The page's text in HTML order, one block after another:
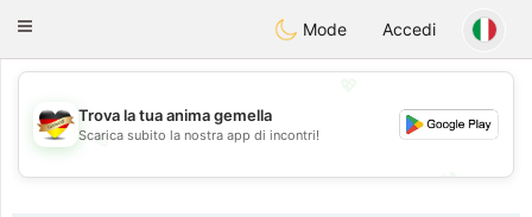
DeutschDating
Toggle
Mode Accedi
💖
💕
Trova la tua anima gemella
Scarica subito la nostra app di incontri!